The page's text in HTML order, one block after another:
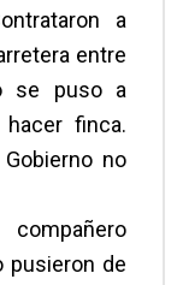
a
entre
se puso a
finca.
no
pusieron de